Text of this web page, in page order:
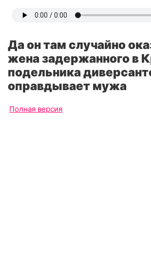
Да он там случайно
жена задержанного в
подельника
оправдывает мужа
Полная версия